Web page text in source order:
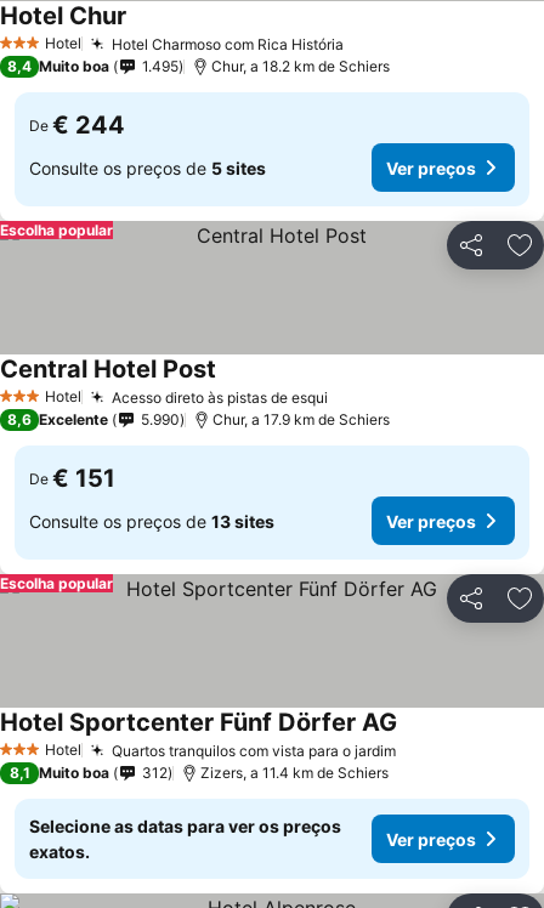
3 EstrelasHotel Hotel Charmoso com Rica História
Hotel Chur
8,4 Muito boa 1.495 Chur, a 18.2 km de Schiers
De € 244
Consulte os preços de 5 sites Ver preços
Partilhar
Escolha popular
3 EstrelasHotel Acesso direto às pistas de esqui
Central Hotel Post
8,6 Excelente 5.990 Chur, a 17.9 km de Schiers
De € 151
Consulte os preços de 13 sites Ver preços
Partilhar
Escolha popular
3 EstrelasHotel Quartos tranquilos com vista para o jardim
Hotel Sportcenter Fünf Dörfer AG
8,1 Muito boa 312 Zizers, a 11.4 km de Schiers
Selecione as datas para ver os preços
exatos.
Ver preços